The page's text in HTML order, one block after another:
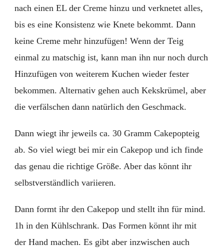
nach einen EL der Creme hinzu und verknetet alles,
bis es eine Konsistenz wie Knete bekommt. Dann
keine Creme mehr hinzufügen! Wenn der Teig
einmal zu matschig ist, kann man ihn nur noch durch
Hinzufügen von weiterem Kuchen wieder fester
bekommen. Alternativ gehen auch Kekskrümel, aber
die verfälschen dann natürlich den Geschmack.
Dann wiegt ihr jeweils ca. 30 Gramm Cakepopteig
ab. So viel wiegt bei mir ein Cakepop und ich finde
das genau die richtige Größe. Aber das könnt ihr
selbstverständlich variieren.
Dann formt ihr den Cakepop und stellt ihn für mind.
1h in den Kühlschrank. Das Formen könnt ihr mit
der Hand machen. Es gibt aber inzwischen auch